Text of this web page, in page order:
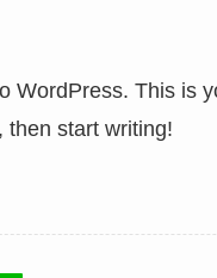
WordPress. This is
then start writing!